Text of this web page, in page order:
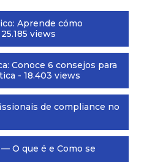
Aprende cómo
views
Conoce 6 consejos para
- 18.403 views
de compliance no
O que é e Como se